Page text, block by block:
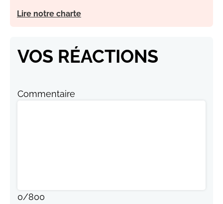
Lire notre charte
VOS RÉACTIONS
Commentaire
0/800